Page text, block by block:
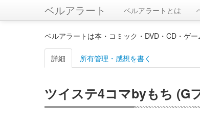
ベルアラート ベルアラートとは
ベルアラートは本・コミック・DVD・CD・ゲ
詳細 所有管理・感想を書く
ツイステ4コマbyもち (G